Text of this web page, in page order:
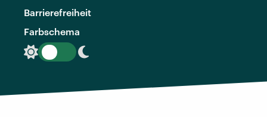
Barrierefreiheit
Farbschema